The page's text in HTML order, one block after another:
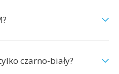
czarno-biały?